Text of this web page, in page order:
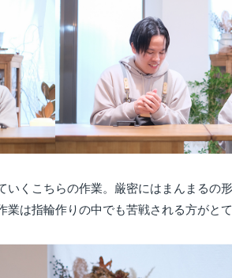
いくこちらの作業。厳密にはまんまるの
業は指輪作りの中でも苦戦される方がと